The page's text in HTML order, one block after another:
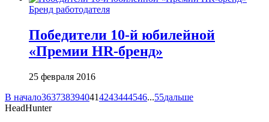
Бренд работодателя
Победители 10-й юбилейной
«Премии HR-бренд»
25 февраля 2016
В начало3637383940414243444546...55дальше
HeadHunter